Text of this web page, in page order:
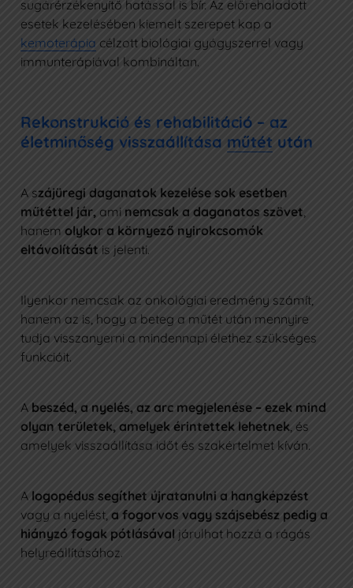
sugárérzékenyítő hatással is bír. Az előrehaladott
esetek kezelésében kiemelt szerepet kap a
kemoterápia célzott biológiai gyógyszerrel vagy
immunterápiával kombináltan.
Rekonstrukció és rehabilitáció – az
életminőség visszaállítása műtét után
A szájüregi daganatok kezelése sok esetben
műtéttel jár, ami nemcsak a daganatos szövet,
hanem olykor a környező nyirokcsomók
eltávolítását is jelenti.
Ilyenkor nemcsak az onkológiai eredmény számít,
hanem az is, hogy a beteg a műtét után mennyire
tudja visszanyerni a mindennapi élethez szükséges
funkcióit.
A beszéd, a nyelés, az arc megjelenése – ezek mind
olyan területek, amelyek érintettek lehetnek, és
amelyek visszaállítása időt és szakértelmet kíván.
A logopédus segíthet újratanulni a hangképzést
vagy a nyelést, a fogorvos vagy szájsebész pedig a
hiányzó fogak pótlásával járulhat hozzá a rágás
helyreállításához.